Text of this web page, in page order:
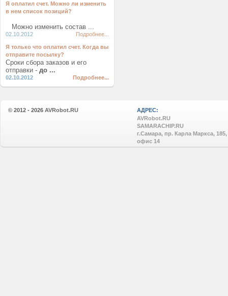
Я оплатил счет. Можно ли изменить
в нем список позиций?
Можно изменить состав ...
02.10.2012 Подробнее...
Я только что оплатил счет. Когда вы
отправите посылку?
Сроки сбора заказов и его
отправки - до ...
02.10.2012 Подробнее...
© 2012 - 2026 AVRobot.RU
АДРЕС:
AVRobot.RU
SAMARACHIP.RU
г.Самара, пр. Карла Маркса, 185,
офис 14